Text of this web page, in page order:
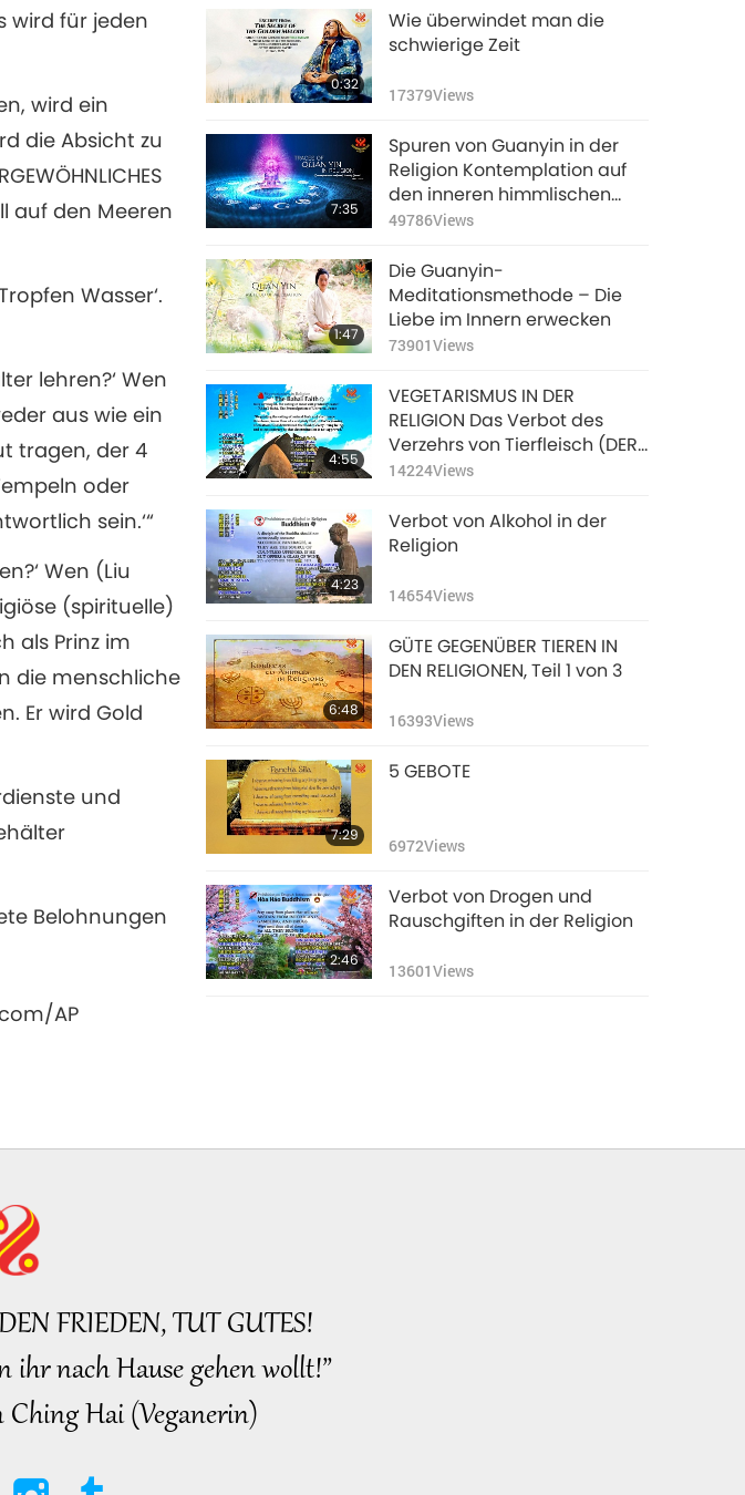
wird für jeden
wird ein
die Absicht zu
auf den Meeren
Wasser‘.
lehren?‘ Wen
aus wie ein
tragen, der 4
oder
sein.‘“
Wen (Liu
(spirituelle)
als Prinz im
die menschliche
Er wird Gold
und
Belohnungen
AP
3230Views
8
Buddha wird das
predigen
3693Views
0:32
Wie überwindet man die
schwierige Zeit
17379Views
7:35
Spuren von Guanyin in der
Religion Kontemplation auf
den inneren himmlischen
Klang, Teil 1 von 3
49786Views
1:47
Die Guanyin-
Meditationsmethode – Die
Liebe im Innern erwecken
73901Views
4:55
VEGETARISMUS IN DER
RELIGION Das Verbot des
Verzehrs von Tierfleisch (DER
BAHA'I-GLAUBE, DIE BISHNOI,
14224Views
4:23
Verbot von Alkohol in der
Religion
14654Views
6:48
GÜTE GEGENÜBER TIEREN IN
DEN RELIGIONEN, Teil 1 von 3
16393Views
7:29
5 GEBOTE
6972Views
2:46
Verbot von Drogen und
Rauschgiften in der Religion
13601Views
FRIEDEN, TUT GUTES!
ihr nach Hause gehen wollt!”
Ching Hai (Veganerin)